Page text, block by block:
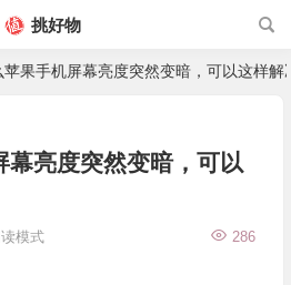
挑好物
苹果手机屏幕亮度突然变暗，可以这样解
幕亮度突然变暗，可以
286
模式